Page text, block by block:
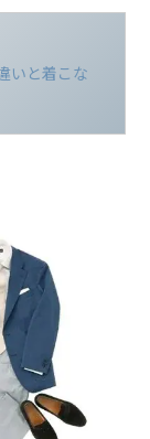
いと着こな